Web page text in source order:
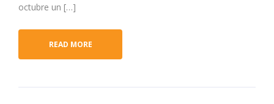
octubre un […]
READ MORE